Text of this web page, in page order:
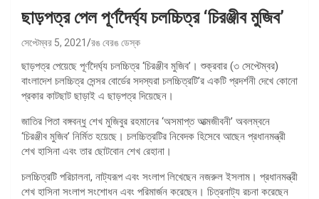
ছাড়পত্র পেল পূর্ণদৈর্ঘ্য চলচ্চিত্র ‘চিরঞ্জীব মুজিব’
সেপ্টেম্বর 5, 2021 রঙ বেরঙ ডেস্ক
ছাড়পত্র পেয়েছে পূর্ণদৈর্ঘ্য চলচ্চিত্র ‘চিরঞ্জীব মুজিব’। শুক্রবার (৩ সেপ্টেম্বর)
বাংলাদেশ চলচ্চিত্র সেন্সর বোর্ডের সদস্যরা চলচ্চিত্রটি’র একটি প্রদর্শনী দেখে কোনো
প্রকার কাটছাট ছাড়াই এ ছাড়পত্র দিয়েছেন।
জাতির পিতা বঙ্গবন্ধু শেখ মুজিবুর রহমানের ‘অসমাপ্ত আত্মজীবনী’ অবলম্বনে
‘চিরঞ্জীব মুজিব’ নির্মিত হয়েছে। চলচ্চিত্রটির নিবেদক হিসেবে আছেন প্রধানমন্ত্রী
শেখ হাসিনা এবং তার ছোটবোন শেখ রেহানা।
চলচ্চিত্রটি পরিচালনা, নাট্যরূপ এবং সংলাপ লিখেছেন নজরুল ইসলাম। প্রধানমন্ত্রী
শেখ হাসিনা সংলাপ সংশোধন এবং পরিমার্জন করেছেন। চিত্রনাট্য রচনা করেছেন